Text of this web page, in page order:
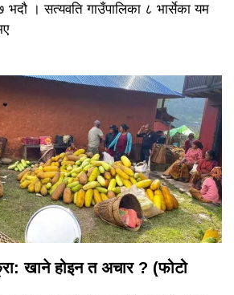
भदौ । सत्यवति गाउँपालिका ८ भार्सेका यम
खाने होइन त अचार ? (फोटो